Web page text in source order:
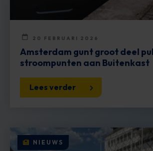
Amsterdam gunt groot deel
stroompunten aan Buitenkast
20 FEBRUARI 2026
Lees verder
NIEUWS